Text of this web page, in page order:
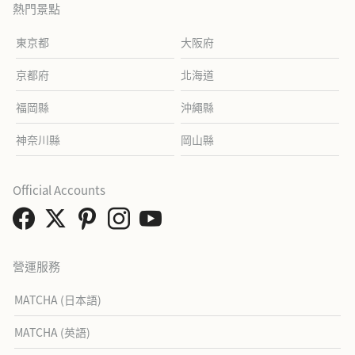
熱門景點
東京都 大阪府
京都府 北海道
福岡縣 沖繩縣
神奈川縣 岡山縣
營運服務
MATCHA (日本語)
MATCHA (英語)
Official Accounts